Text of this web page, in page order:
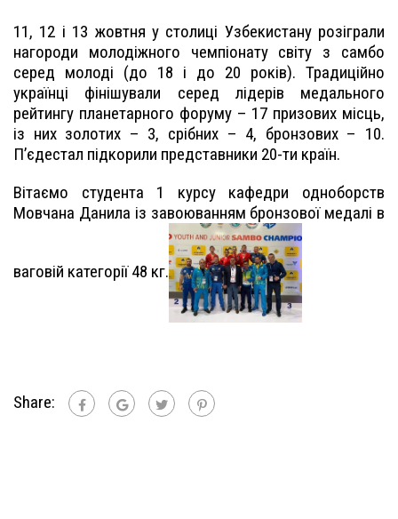
11, 12 і 13 жовтня у столиці Узбекистану розіграли
нагороди молодіжного чемпіонату світу з самбо
серед молоді (до 18 і до 20 років). Традиційно
українці фінішували серед лідерів медального
рейтингу планетарного форуму – 17 призових місць,
із них золотих – 3, срібних – 4, бронзових – 10.
П’єдестал підкорили представники 20-ти країн.
Вітаємо студента 1 курсу кафедри одноборств
Мовчана Данила із завоюванням бронзової медалі в
ваговій категорії 48 кг.
Share: